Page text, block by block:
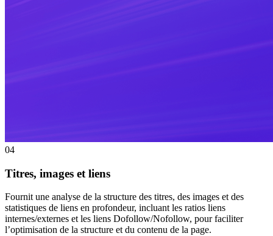
04
Titres, images et liens
Fournit une analyse de la structure des titres, des images et des
statistiques de liens en profondeur, incluant les ratios liens
internes/externes et les liens Dofollow/Nofollow, pour faciliter
l’optimisation de la structure et du contenu de la page.